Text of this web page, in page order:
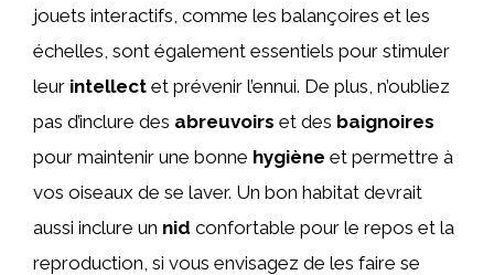
jouets interactifs, comme les balançoires et les
échelles, sont également essentiels pour stimuler
leur intellect et prévenir l’ennui. De plus, n’oubliez
pas d’inclure des abreuvoirs et des baignoires
pour maintenir une bonne hygiène et permettre à
vos oiseaux de se laver. Un bon habitat devrait
aussi inclure un nid confortable pour le repos et la
reproduction, si vous envisagez de les faire se